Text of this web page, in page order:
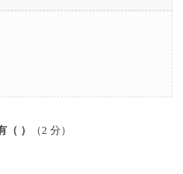
（ ） （2 分）